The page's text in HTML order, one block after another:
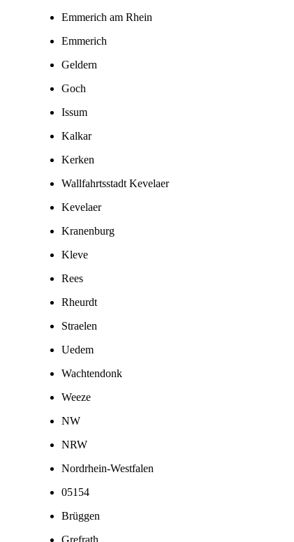
Emmerich am Rhein
Emmerich
Geldern
Goch
Issum
Kalkar
Kerken
Wallfahrtsstadt Kevelaer
Kevelaer
Kranenburg
Kleve
Rees
Rheurdt
Straelen
Uedem
Wachtendonk
Weeze
NW
NRW
Nordrhein-Westfalen
05154
Brüggen
Grefrath